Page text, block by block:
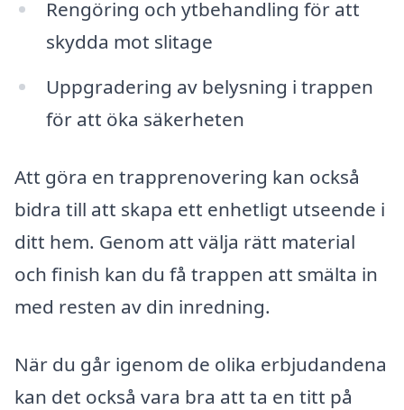
Rengöring och ytbehandling för att
skydda mot slitage
Uppgradering av belysning i trappen
för att öka säkerheten
Att göra en trapprenovering kan också
bidra till att skapa ett enhetligt utseende i
ditt hem. Genom att välja rätt material
och finish kan du få trappen att smälta in
med resten av din inredning.
När du går igenom de olika erbjudandena
kan det också vara bra att ta en titt på